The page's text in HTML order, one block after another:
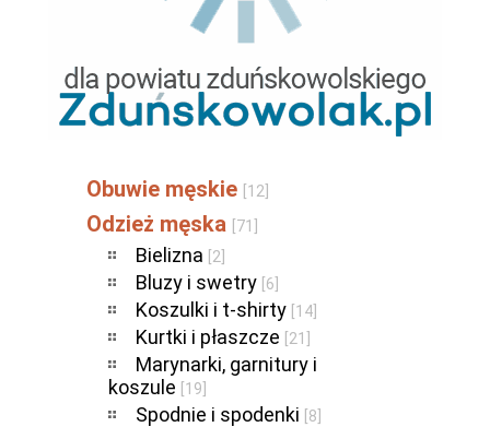
Obuwie męskie [12]
Odzież męska [71]
Bielizna [2]
Bluzy i swetry [6]
Koszulki i t-shirty [14]
Kurtki i płaszcze [21]
Marynarki, garnitury i
koszule
[19]
Spodnie i spodenki [8]